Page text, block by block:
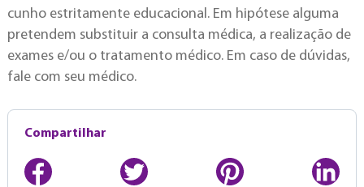
cunho estritamente educacional. Em hipótese alguma
pretendem substituir a consulta médica, a realização de
exames e/ou o tratamento médico. Em caso de dúvidas,
fale com seu médico.
Compartilhar